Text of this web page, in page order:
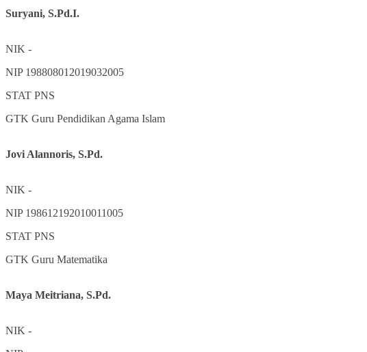
Suryani, S.Pd.I.
NIK -
NIP 198808012019032005
STAT PNS
GTK Guru Pendidikan Agama Islam
Jovi Alannoris, S.Pd.
NIK -
NIP 198612192010011005
STAT PNS
GTK Guru Matematika
Maya Meitriana, S.Pd.
NIK -